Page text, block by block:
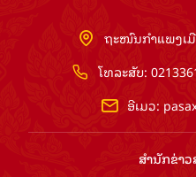
ຖະໜົນກຳແພງເ
ໂທລະສັບ:
ອີເມວ:
ສຳ​ນັກ​ຂ່າ